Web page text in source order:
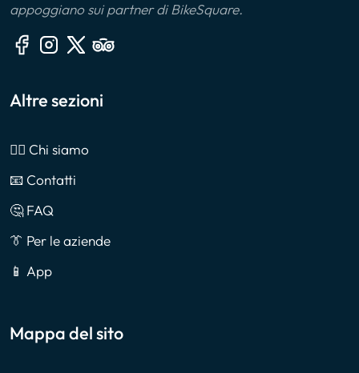
appoggiano sui partner di BikeSquare.
Altre sezioni
🙎‍♂️ Chi siamo
📧 Contatti
🤔 FAQ
👔 Per le aziende
📱 App
Mappa del sito